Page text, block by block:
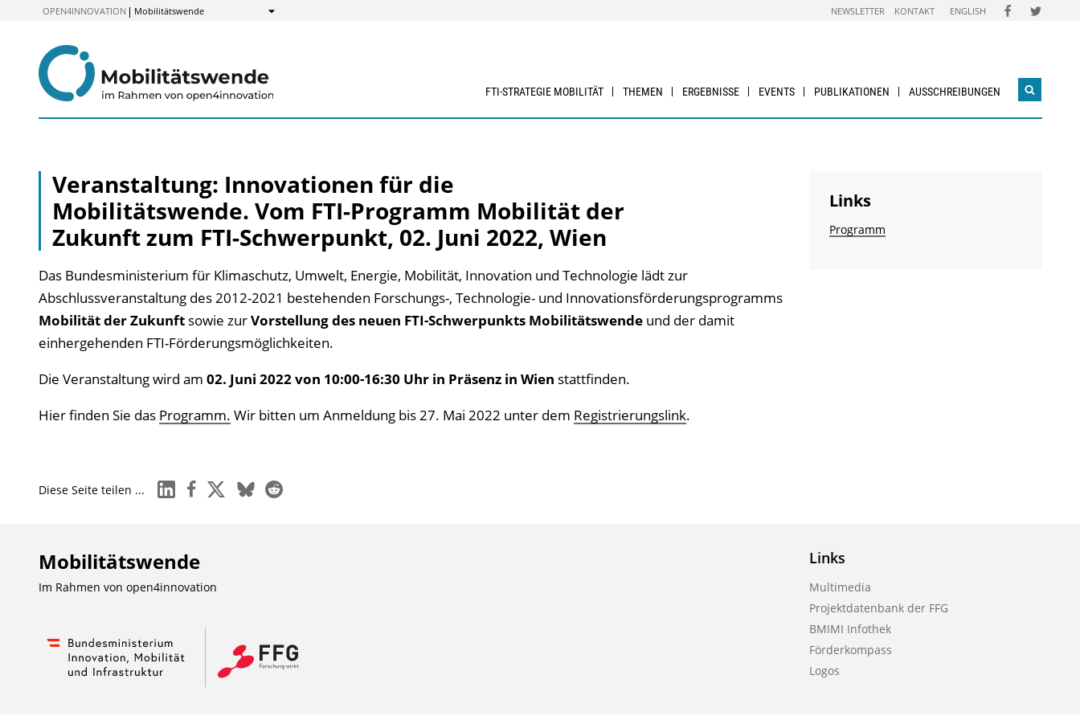
OPEN4INNOVATION Mobilitätswende
Anzeigen
NEWSLETTER KONTAKT ENGLISH FOLGEN
SIE
FOLGEN
SIE
FTI-STRATEGIE MOBILITÄT THEMEN ERGEBNISSE EVENTS PUBLIKATIONEN AUSSCHREIBUNGEN
Veranstaltung: Innovationen für die
Mobilitätswende. Vom FTI-Programm Mobilität der
Zukunft zum FTI-Schwerpunkt, 02. Juni 2022, Wien
Das Bundesministerium für Klimaschutz, Umwelt, Energie, Mobilität, Innovation und Technologie lädt zur
Abschlussveranstaltung des 2012-2021 bestehenden Forschungs-, Technologie- und Innovationsförderungsprogramms
Mobilität der Zukunftsowie zurVorstellung des neuen FTI-Schwerpunkts Mobilitätswendeund der damit
einhergehenden FTI-Förderungsmöglichkeiten.
Die Veranstaltung wird am 02. Juni 2022 von 10:00-16:30 Uhr in Präsenz in Wien stattfinden.
Hier finden Sie das Programm. Wir bitten um Anmeldung bis 27. Mai 2022 unter dem Registrierungslink.
Links
Programm
Diese Seite teilen ... linkedinfacebook
x blueskyreddit
Mobilitätswende
Im Rahmen von open4innovation
Links
Multimedia
Projektdatenbank der FFG
BMIMI Infothek
Förderkompass
Logos